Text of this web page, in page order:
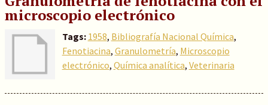
microscopio electrónico
Tags: 1958, Bibliografía Nacional Química,
Fenotiacina, Granulometría, Microscopio
electrónico, Química analítica, Veterinaria